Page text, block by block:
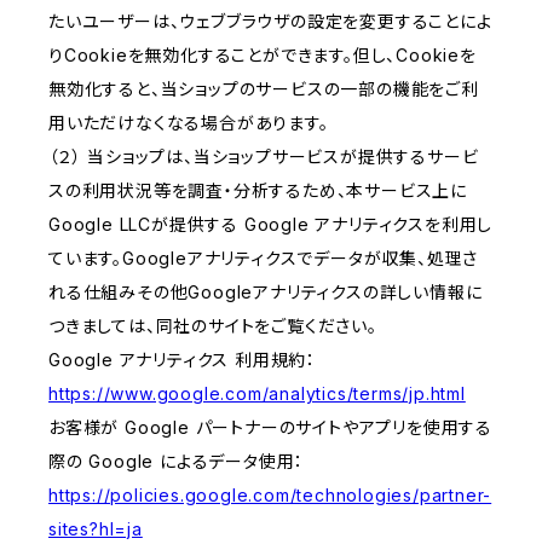
たいユーザーは、ウェブブラウザの設定を変更することによ
りCookieを無効化することができます。但し、Cookieを
無効化すると、当ショップのサービスの一部の機能をご利
用いただけなくなる場合があります。
（２） 当ショップは、当ショップサービスが提供するサービ
スの利用状況等を調査・分析するため、本サービス上に
Google LLCが提供する Google アナリティクスを利用し
ています。Googleアナリティクスでデータが収集、処理さ
れる仕組みその他Googleアナリティクスの詳しい情報に
つきましては、同社のサイトをご覧ください。
Google アナリティクス 利用規約：
https://www.google.com/analytics/terms/jp.html
お客様が Google パートナーのサイトやアプリを使用する
際の Google によるデータ使用：
https://policies.google.com/technologies/partner-
sites?hl=ja